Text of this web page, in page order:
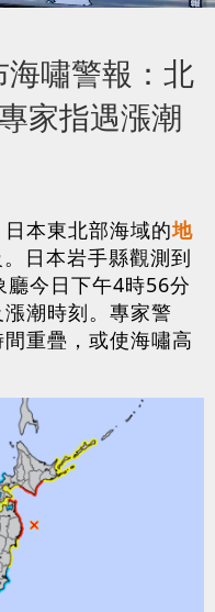
嘯警報：北
家指遇漲潮
本東北部海域的地
日本岩手縣觀測到
今日下午4時56分
潮時刻。專家警
重疊，或使海嘯高